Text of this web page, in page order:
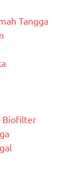
Tangga
Biofilter